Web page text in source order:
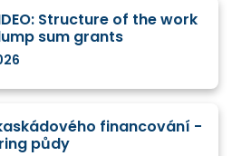
Structure of the work
sum grants
financování -
půdy